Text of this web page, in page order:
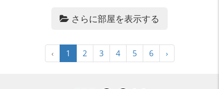
さらに部屋を表示する
‹ 1 2 3 4 5 6 ›